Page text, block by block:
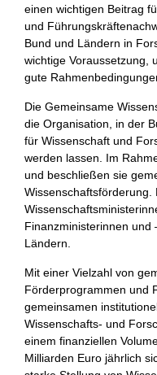
einen wichtigen Beitrag
und
Bund und Ländern in
wichtige Voraussetzung,
gute
Die Gemeinsame
die Organisation, in der
für Wissenschaft und
werden lassen. Im
und beschließen sie
Wissenschaftsförderung.
Finanzministerinnen und
Ländern.
Mit einer Vielzahl von
Förderprogrammen und
gemeinsamen
Wissenschafts- und
einem finanziellen
Milliarden Euro jährlich